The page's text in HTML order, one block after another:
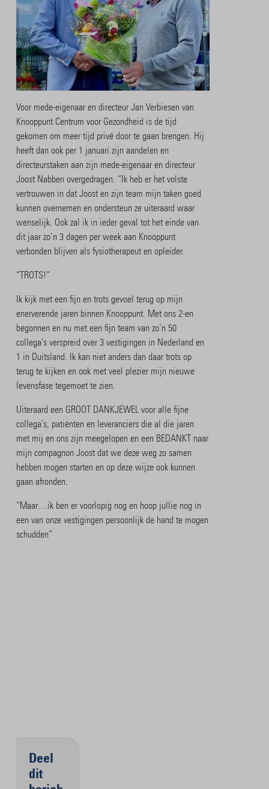
Voor mede-eigenaar en directeur Jan Verbiesen van
Knooppunt Centrum voor Gezondheid is de tijd
gekomen om meer tijd privé door te gaan brengen. Hij
heeft dan ook per 1 januari zijn aandelen en
directeurstaken aan zijn mede-eigenaar en directeur
Joost Nabben overgedragen. “Ik heb er het volste
vertrouwen in dat Joost en zijn team mijn taken goed
kunnen overnemen en ondersteun ze uiteraard waar
wenselijk. Ook zal ik in ieder geval tot het einde van
dit jaar zo’n 3 dagen per week aan Knooppunt
verbonden blijven als fysiotherapeut en opleider.
“TROTS!”
Ik kijk met een fijn en trots gevoel terug op mijn
enerverende jaren binnen Knooppunt. Met ons 2-en
begonnen en nu met een fijn team van zo’n 50
collega’s verspreid over 3 vestigingen in Nederland en
1 in Duitsland. Ik kan niet anders dan daar trots op
terug te kijken en ook met veel plezier mijn nieuwe
levensfase tegemoet te zien.
Uiteraard een GROOT DANKJEWEL voor alle fijne
collega’s, patiënten en leveranciers die al die jaren
met mij en ons zijn meegelopen en een BEDANKT naar
mijn compagnon Joost dat we deze weg zo samen
hebben mogen starten en op deze wijze ook kunnen
gaan afronden.
“Maar…ik ben er voorlopig nog en hoop jullie nog in
een van onze vestigingen persoonlijk de hand te mogen
schudden”
Deel
dit